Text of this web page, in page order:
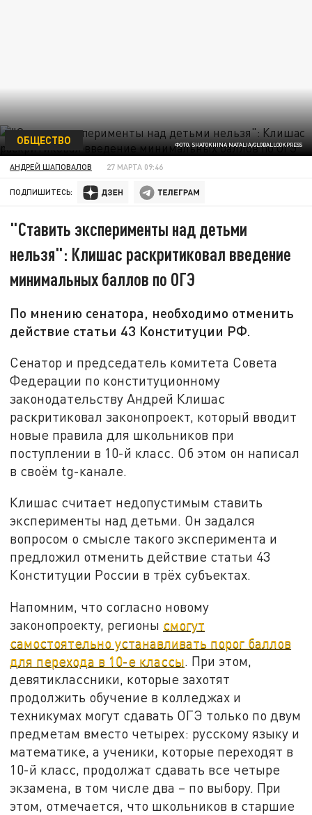
ФОТО: SHATOKHINA NATALIA/GLOBALLOOKPRESS
ОБЩЕСТВО
АНДРЕЙ ШАПОВАЛОВ 27 МАРТА 09:46
ПОДПИШИТЕСЬ:
"Ставить эксперименты над детьми
нельзя": Клишас раскритиковал введение
минимальных баллов по ОГЭ
По мнению сенатора, необходимо отменить
действие статьи 43 Конституции РФ.
Сенатор и председатель комитета Совета
Федерации по конституционному
законодательству Андрей Клишас
раскритиковал законопроект, который вводит
новые правила для школьников при
поступлении в 10-й класс. Об этом он написал
в своём tg-канале.
Клишас считает недопустимым ставить
эксперименты над детьми. Он задался
вопросом о смысле такого эксперимента и
предложил отменить действие статьи 43
Конституции России в трёх субъектах.
Напомним, что согласно новому
законопроекту, регионы смогут
самостоятельно устанавливать порог баллов
для перехода в 10-е классы. При этом,
девятиклассники, которые захотят
продолжить обучение в колледжах и
техникумах могут сдавать ОГЭ только по двум
предметам вместо четырех: русскому языку и
математике, а ученики, которые переходят в
10-й класс, продолжат сдавать все четыре
экзамена, в том числе два – по выбору. При
этом, отмечается, что школьников в старшие